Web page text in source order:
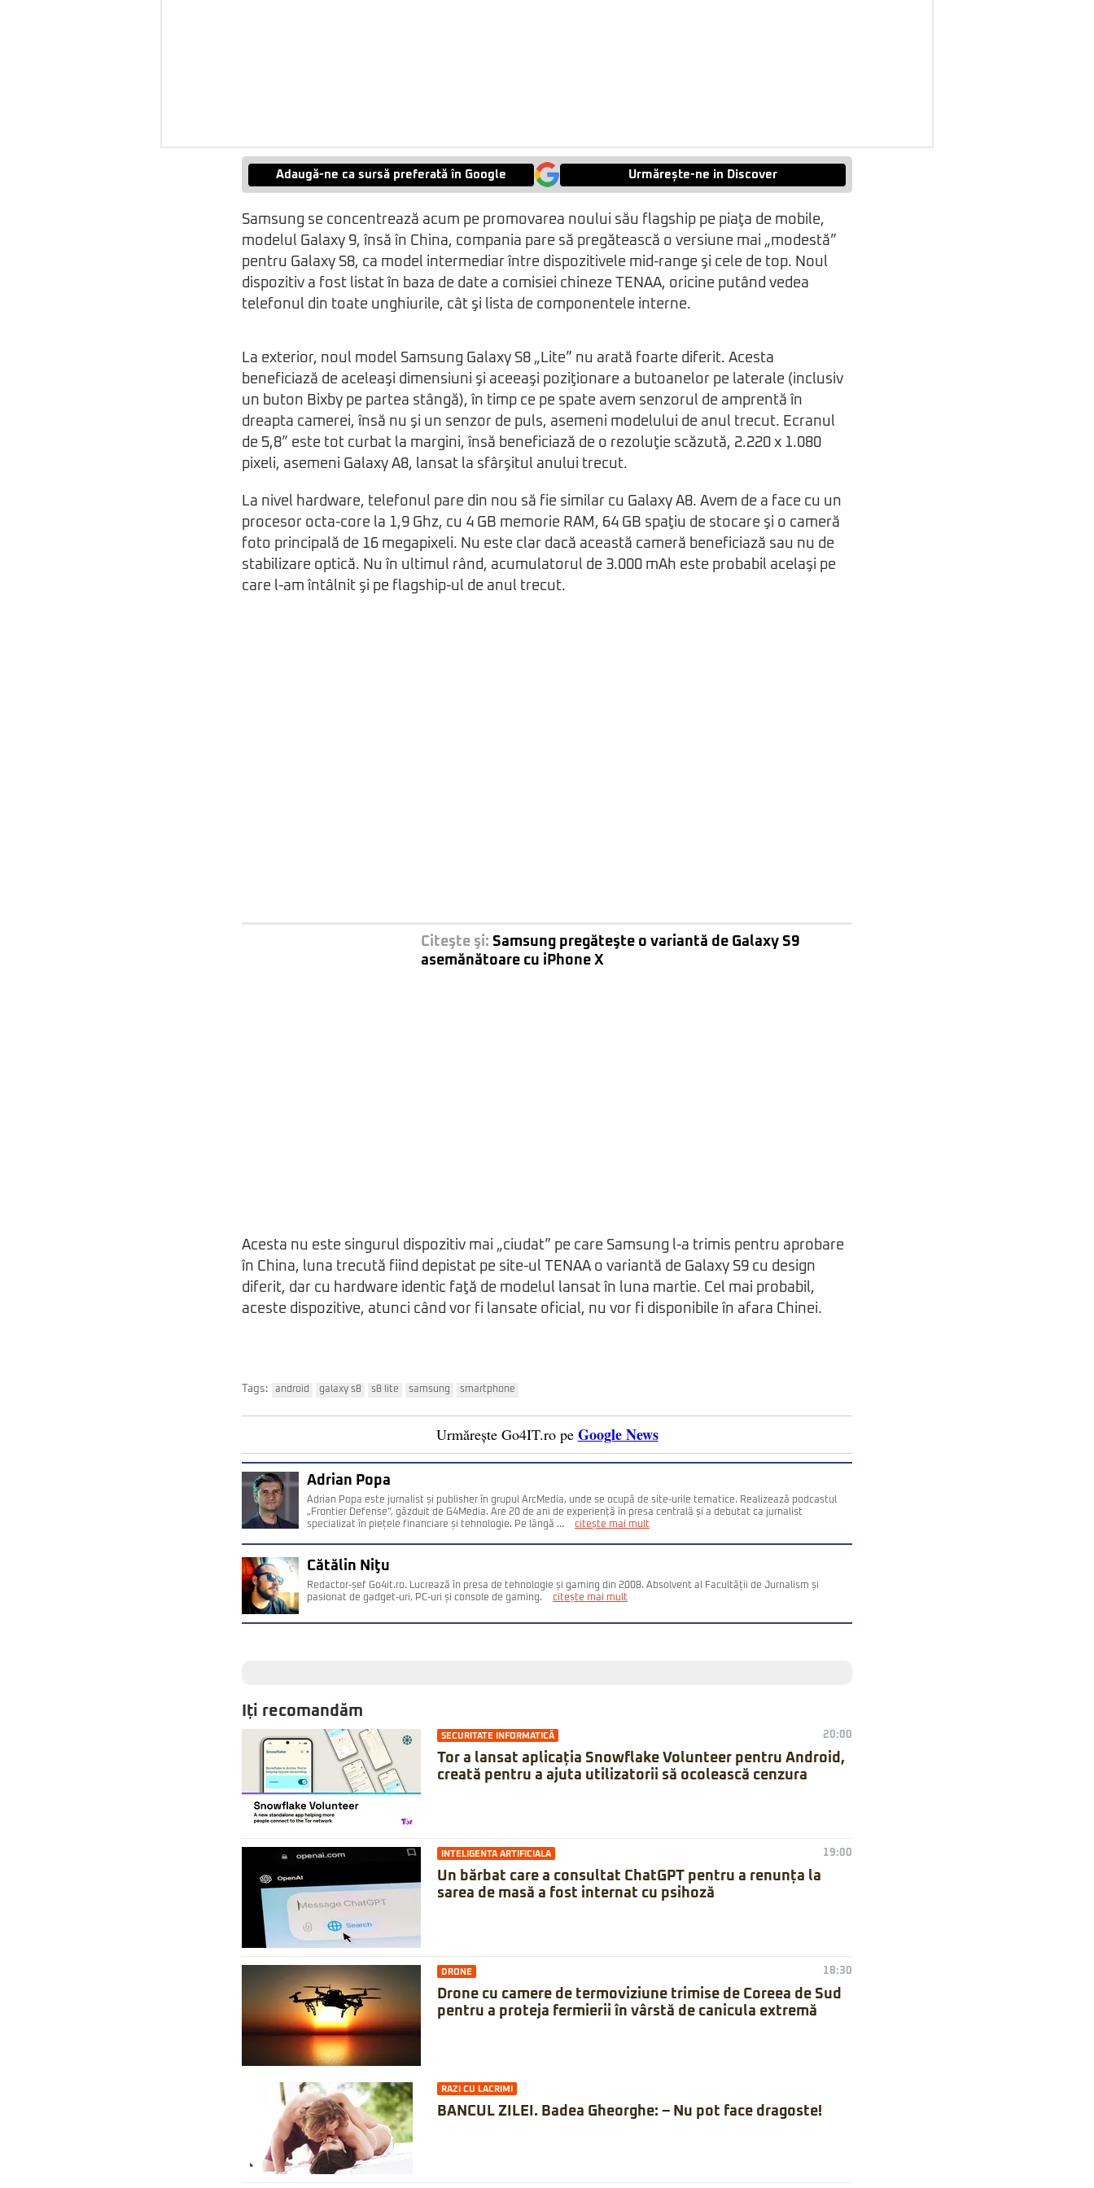
Adaugă-ne ca sursă preferată în Google Urmărește-ne in Discover
Samsung se concentrează acum pe promovarea noului său flagship pe piaţa de mobile,
modelul Galaxy 9, însă în China, compania pare să pregătească o versiune mai „modestă”
pentru Galaxy S8, ca model intermediar între dispozitivele mid-range şi cele de top. Noul
dispozitiv a fost listat în baza de date a comisiei chineze TENAA, oricine putând vedea
telefonul din toate unghiurile, cât şi lista de componentele interne.
La exterior, noul model Samsung Galaxy S8 „Lite” nu arată foarte diferit. Acesta
beneficiază de aceleaşi dimensiuni şi aceeaşi poziţionare a butoanelor pe laterale (inclusiv
un buton Bixby pe partea stângă), în timp ce pe spate avem senzorul de amprentă în
dreapta camerei, însă nu şi un senzor de puls, asemeni modelului de anul trecut. Ecranul
de 5,8” este tot curbat la margini, însă beneficiază de o rezoluţie scăzută, 2.220 x 1.080
pixeli, asemeni Galaxy A8, lansat la sfârşitul anului trecut.
La nivel hardware, telefonul pare din nou să fie similar cu Galaxy A8. Avem de a face cu un
procesor octa-core la 1,9 Ghz, cu 4 GB memorie RAM, 64 GB spaţiu de stocare şi o cameră
foto principală de 16 megapixeli. Nu este clar dacă această cameră beneficiază sau nu de
stabilizare optică. Nu în ultimul rând, acumulatorul de 3.000 mAh este probabil acelaşi pe
care l-am întâlnit şi pe flagship-ul de anul trecut.
Citeşte şi: Samsung pregăteşte o variantă de Galaxy S9
asemănătoare cu iPhone X
Acesta nu este singurul dispozitiv mai „ciudat” pe care Samsung l-a trimis pentru aprobare
în China, luna trecută fiind depistat pe site-ul TENAA o variantă de Galaxy S9 cu design
diferit, dar cu hardware identic faţă de modelul lansat în luna martie. Cel mai probabil,
aceste dispozitive, atunci când vor fi lansate oficial, nu vor fi disponibile în afara Chinei.
Tags: android galaxy s8 s8 lite samsung smartphone
Urmărește Go4IT.ro pe Google News
Adrian Popa
Adrian Popa este jurnalist și publisher în grupul ArcMedia, unde se ocupă de site-urile tematice. Realizează podcastul
„Frontier Defense”, găzduit de G4Media. Are 20 de ani de experiență în presa centrală și a debutat ca jurnalist
specializat în piețele financiare și tehnologie. Pe lângă ...
citește mai mult
Cătălin Niţu
Redactor-șef Go4it.ro. Lucrează în presa de tehnologie și gaming din 2008. Absolvent al Facultății de Jurnalism și
pasionat de gadget-uri, PC-uri și console de gaming.
citește mai mult
Iți recomandăm
SECURITATE INFORMATICĂ 20:00
Tor a lansat aplicația Snowflake Volunteer pentru Android,
creată pentru a ajuta utilizatorii să ocolească cenzura
INTELIGENTA ARTIFICIALA 19:00
Un bărbat care a consultat ChatGPT pentru a renunța la
sarea de masă a fost internat cu psihoză
DRONE 18:30
Drone cu camere de termoviziune trimise de Coreea de Sud
pentru a proteja fermierii în vârstă de canicula extremă
RAZI CU LACRIMI
BANCUL ZILEI. Badea Gheorghe: – Nu pot face dragoste!